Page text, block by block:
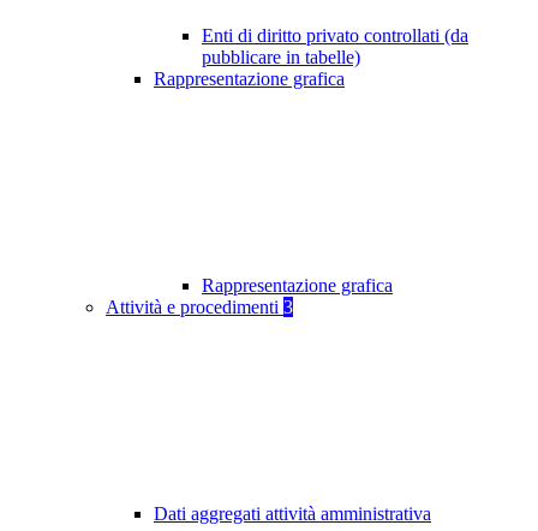
Enti di diritto privato controllati (da
pubblicare in tabelle)
Rappresentazione grafica
Rappresentazione grafica
Attività e procedimenti 3
Dati aggregati attività amministrativa